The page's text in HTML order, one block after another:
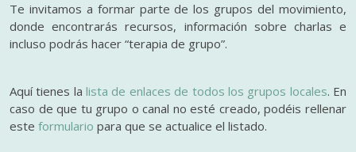
Te invitamos a formar parte de los grupos del movimiento,
donde encontrarás recursos, información sobre charlas e
incluso podrás hacer “terapia de grupo”.
Aquí tienes lalista de enlaces de todos los grupos locales. En
caso de que tu grupo o canal no esté creado, podéis rellenar
este formulario para que se actualice el listado.